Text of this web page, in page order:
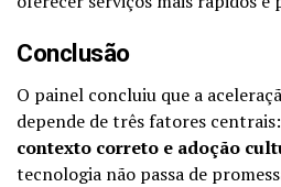
Conclusão
O painel concluiu que a
depende de três fatores centrais:
contexto correto e adoção
tecnologia não passa de